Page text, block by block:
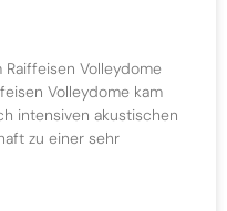
Volleydome
Volleydome kam
intensiven akustischen
zu einer sehr